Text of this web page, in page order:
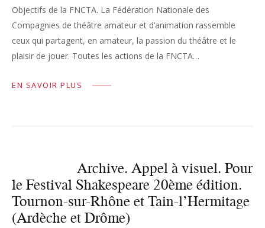
Objectifs de la FNCTA. La Fédération Nationale des
Compagnies de théâtre amateur et d’animation rassemble
ceux qui partagent, en amateur, la passion du théâtre et le
plaisir de jouer. Toutes les actions de la FNCTA…
EN SAVOIR PLUS
Archive. Appel à visuel. Pour
le Festival Shakespeare 20ème édition.
Tournon-sur-Rhône et Tain-l’Hermitage
(Ardèche et Drôme)